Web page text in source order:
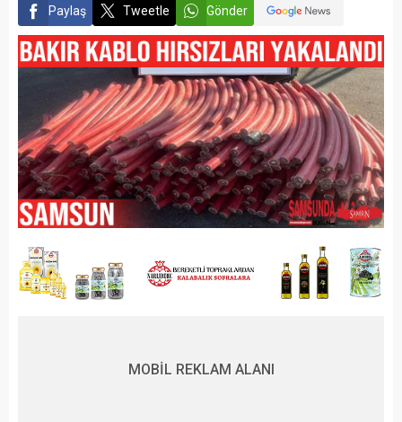
Paylaş Tweetle Gönder
MOBİL REKLAM ALANI